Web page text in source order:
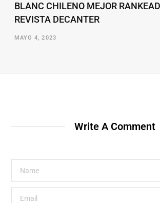
BLANC CHILENO MEJOR
REVISTA DECANTER
MAYO 4, 2023
Write A Comment